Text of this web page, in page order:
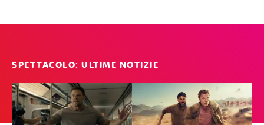
SPETTACOLO: ULTIME NOTIZIE